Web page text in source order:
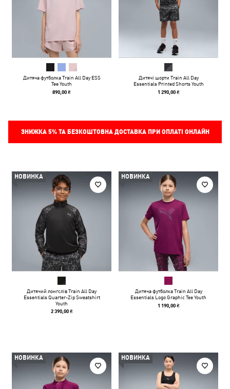
Дитяча футболка Train All Day ESS
Tee Youth
890,00 ₴
Дитячі шорти Train All Day
Essentials Printed Shorts Youth
1 290,00 ₴
ЗНИЖКА 5%ТА БЕЗКОШТОВНА ДОСТАВКА ПРИ ОПЛАТІ ОНЛАЙН
НОВИНКА
Дитячий лонгслів Train All Day
Essentials Quarter-Zip Sweatshirt
Youth
2 390,00 ₴
НОВИНКА
Дитяча футболка Train All Day
Essentials Logo Graphic Tee Youth
1 190,00 ₴
НОВИНКА НОВИНКА